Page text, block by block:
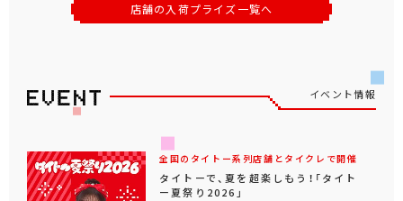
店舗の入荷プライズ一覧へ
イベント情報
全国のタイトー系列店舗とタイクレで開催
タイトーで、夏を超楽しもう！「タイト
ー夏祭り2026」